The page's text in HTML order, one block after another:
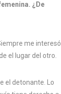
¿De
me interesó
el lugar del otro.
el detonante. Lo